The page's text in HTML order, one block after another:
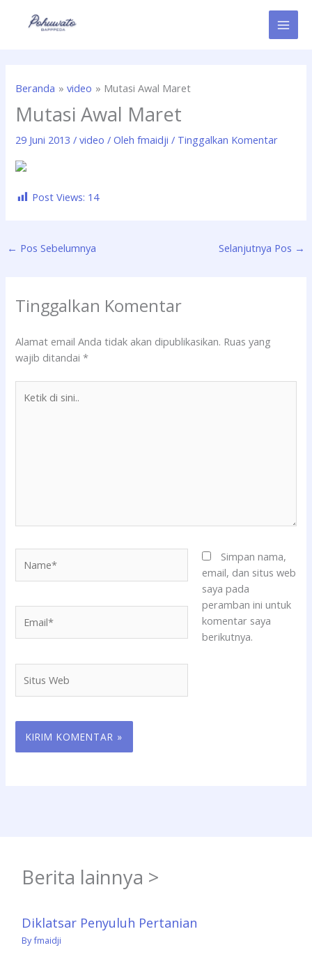
Beranda video Mutasi Awal Maret
Mutasi Awal Maret
29 Juni 2013/video / Olehfmaidji/ Tinggalkan Komentar
Post Views: 14
← Pos Sebelumnya Selanjutnya Pos →
Tinggalkan Komentar
Alamat email Anda tidak akan dipublikasikan. Ruas yang
wajib ditandai*
Web
Simpan nama,
email, dan situs web
saya pada
peramban ini untuk
komentar saya
berikutnya.
Berita lainnya >
Diklatsar Penyuluh Pertanian
Byfmaidji